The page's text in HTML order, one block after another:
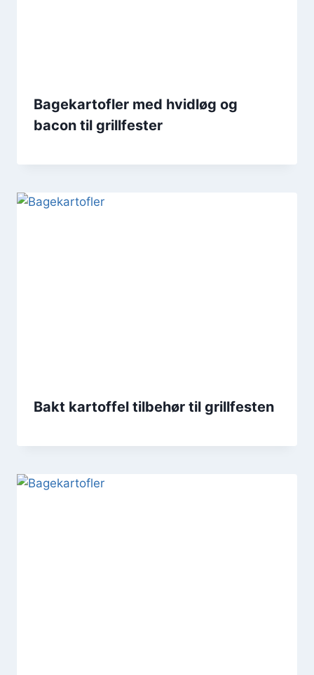
Bagekartofler med hvidløg og
bacon til grillfester
Bakt kartoffel tilbehør til grillfesten